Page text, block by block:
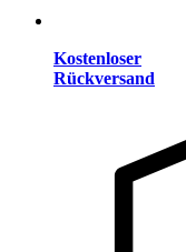
Kostenloser
Rückversand